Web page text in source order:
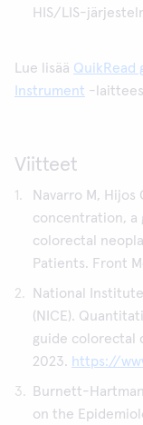
HIS/LIS-
Lue lisää QuikRead
Instrument -
Viitteet
Navarro M, Hijos
concentration, a
colorectal
Patients. Front
National
(NICE).
guide colorectal
2023. https://
Burnett-
on the